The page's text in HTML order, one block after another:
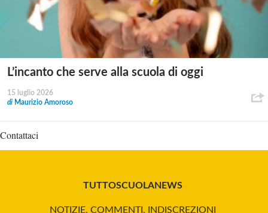
L’incanto che serve alla scuola di oggi
15 luglio 2026
di Maurizio Amoroso
Contattaci
TUTTOSCUOLANEWS
NOTIZIE, COMMENTI, INDISCREZIONI